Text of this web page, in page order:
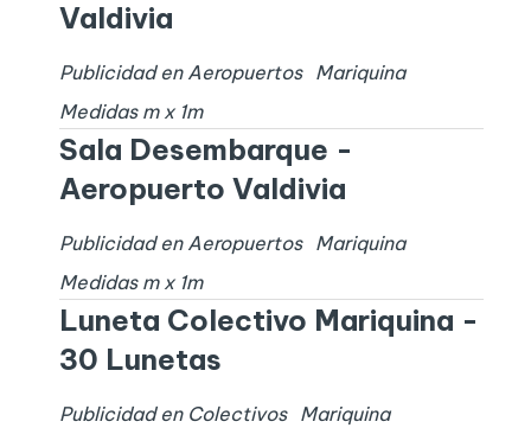
Valdivia
Publicidad en Aeropuertos
Mariquina
Medidas m x 1m
Sala Desembarque -
Aeropuerto Valdivia
Publicidad en Aeropuertos
Mariquina
Medidas m x 1m
Luneta Colectivo Mariquina -
30 Lunetas
Publicidad en Colectivos
Mariquina